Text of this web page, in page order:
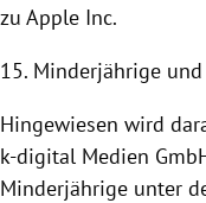
zu Apple Inc.
15. Minderjährige
Hingewiesen wird
k-digital Medien
Minderjährige unter